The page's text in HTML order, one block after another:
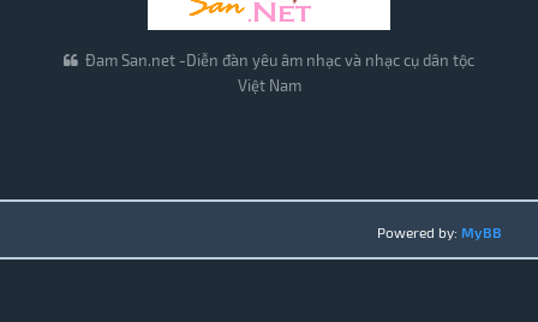
Đam San.net -Diễn đàn yêu âm nhạc và nhạc cụ dân tộc
Việt Nam
Powered by: MyBB